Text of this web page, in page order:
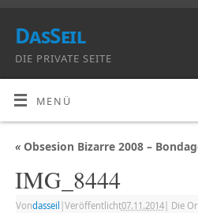
DasSeil
DIE PRIVATE SEITE
MENÜ
«Obsesion Bizarre 2008 –
IMG_8444
Vondasseil Veröffentlicht07.11.2014| Die